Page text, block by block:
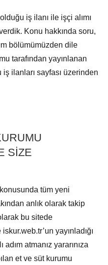
iş ilanı ile işçi alımı
Konu hakkında soru,
bölümümüzden dile
tarafından yayınlanan
ilanları sayfası üzerinden
SİZE
tüm yeni
anlık olarak takip
bu sitede
yayınladığı
atmanız yararınıza
et ve süt kurumu